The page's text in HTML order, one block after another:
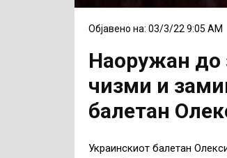
Објавено на: 03/3/22 9:05 AM
Наоружан до
чизми и
балетан
Украинскиот балетан